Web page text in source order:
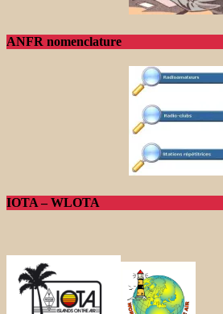
ANFR nomenclature
IOTA – WLOTA